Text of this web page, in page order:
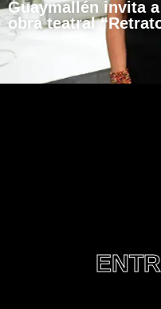
Guaymallén invita
obra teatral